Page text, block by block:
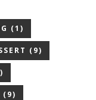
(1)
(9)
(9)